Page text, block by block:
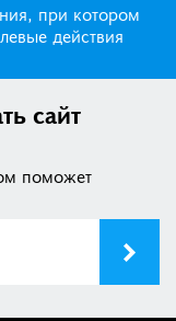
при котором
действия
сайт
поможет